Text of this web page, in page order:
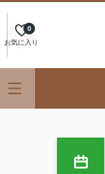
お気に入り
0